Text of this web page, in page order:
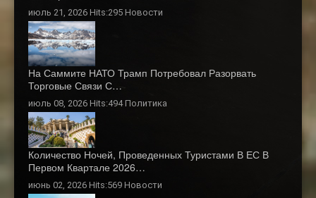
июль 21, 2026 Hits:295 Новости
На Саммите НАТО Трамп Потребовал Разорвать
Торговые Связи С…
июль 08, 2026 Hits:494Политика
Количество Ночей, Проведенных Туристами В ЕС В
Первом Квартале 2026…
июнь 02, 2026 Hits:569 Новости